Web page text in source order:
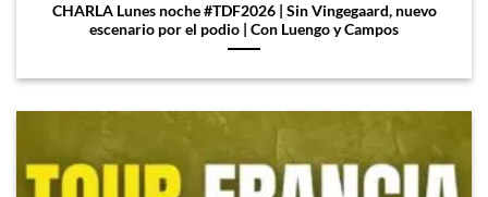
CHARLA Lunes noche #TDF2026 | Sin Vingegaard, nuevo
escenario por el podio | Con Luengo y Campos